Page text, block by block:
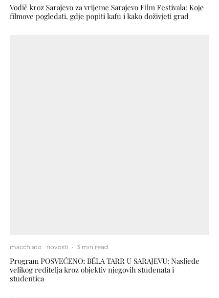
Vodič kroz Sarajevo za vrijeme Sarajevo Film Festivala: Koje
filmove pogledati, gdje popiti kafu i kako doživjeti grad
macchiato novosti · 3 min read
Program POSVEĆENO: BÉLA TARR U SARAJEVU: Nasljeđe
velikog reditelja kroz objektiv njegovih studenata i
studentica